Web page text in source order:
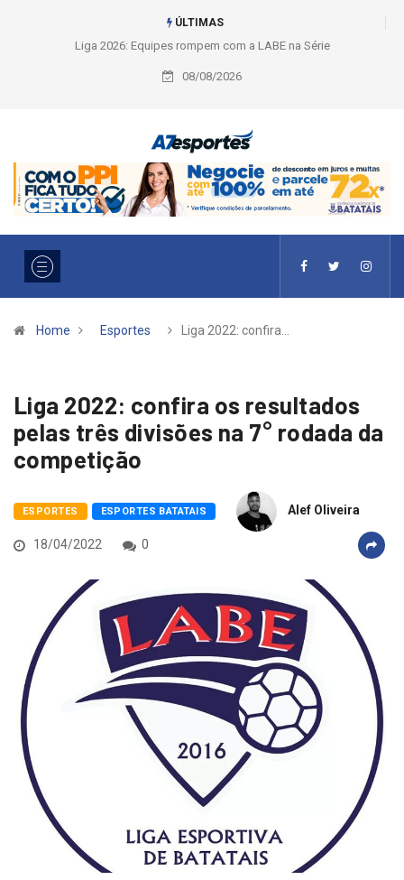
ÚLTIMAS
Liga 2026: Equipes rompem com a LABE na Série Ouro e entidade define
a 2° fase, times e formato
08/08/2026
Home Esportes Liga 2022: confira…
Liga 2022: confira os resultados
pelas três divisões na 7° rodada da
competição
ESPORTES ESPORTES BATATAIS Alef Oliveira
18/04/2022 0